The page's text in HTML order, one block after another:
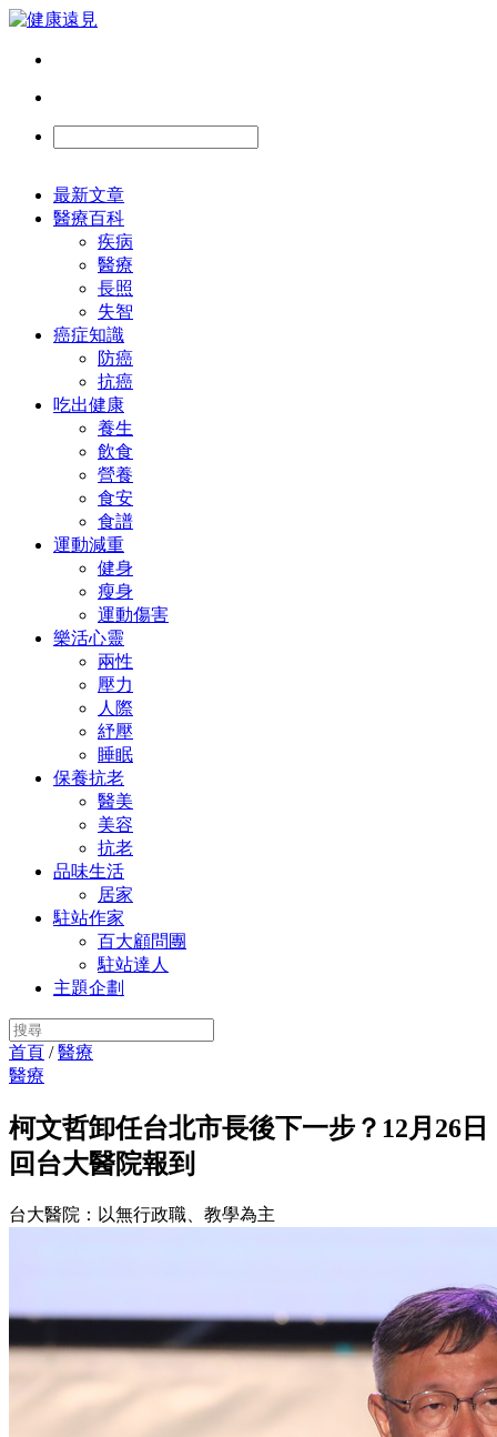
最新文章
醫療百科
疾病
醫療
長照
失智
癌症知識
防癌
抗癌
吃出健康
養生
飲食
營養
食安
食譜
運動減重
健身
瘦身
運動傷害
樂活心靈
兩性
壓力
人際
紓壓
睡眠
保養抗老
醫美
美容
抗老
品味生活
居家
駐站作家
百大顧問團
駐站達人
主題企劃
首頁 /醫療
醫療
柯文哲卸任台北市長後下一步？12月26日
回台大醫院報到
台大醫院：以無行政職、教學為主